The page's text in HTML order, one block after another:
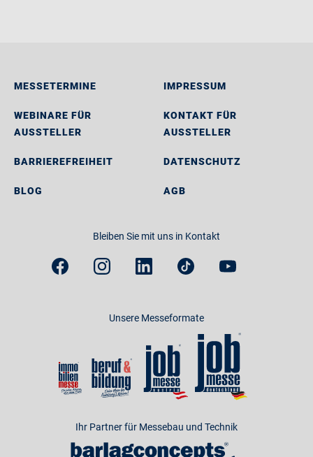
MESSETERMINE
WEBINARE FÜR
AUSSTELLER
BARRIEREFREIHEIT
BLOG
IMPRESSUM
KONTAKT FÜR
AUSSTELLER
DATENSCHUTZ
AGB
Bleiben Sie mit uns in Kontakt
Unsere Messeformate
Ihr Partner für Messebau und Technik